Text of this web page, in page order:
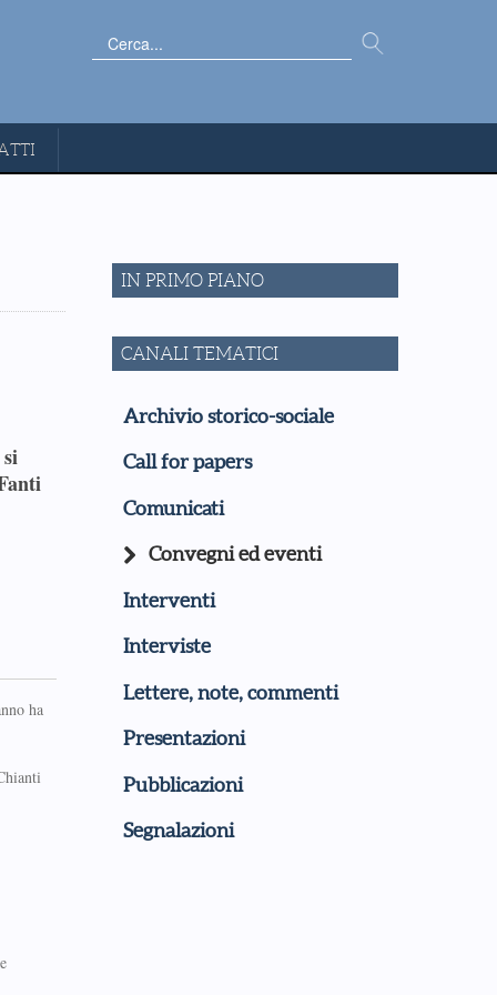
Cerca...
ha
IN PRIMO PIANO
CANALI TEMATICI
Archivio storico-sociale
Call for papers
Comunicati
Convegni ed eventi
Interventi
Interviste
Lettere, note, commenti
Presentazioni
Pubblicazioni
Segnalazioni